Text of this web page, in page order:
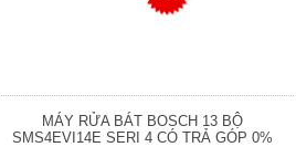
MÁY RỬA BÁT BOSCH 13 BỘ
SMS4EVI14E SERI 4 CÓ TRẢ GÓP 0%